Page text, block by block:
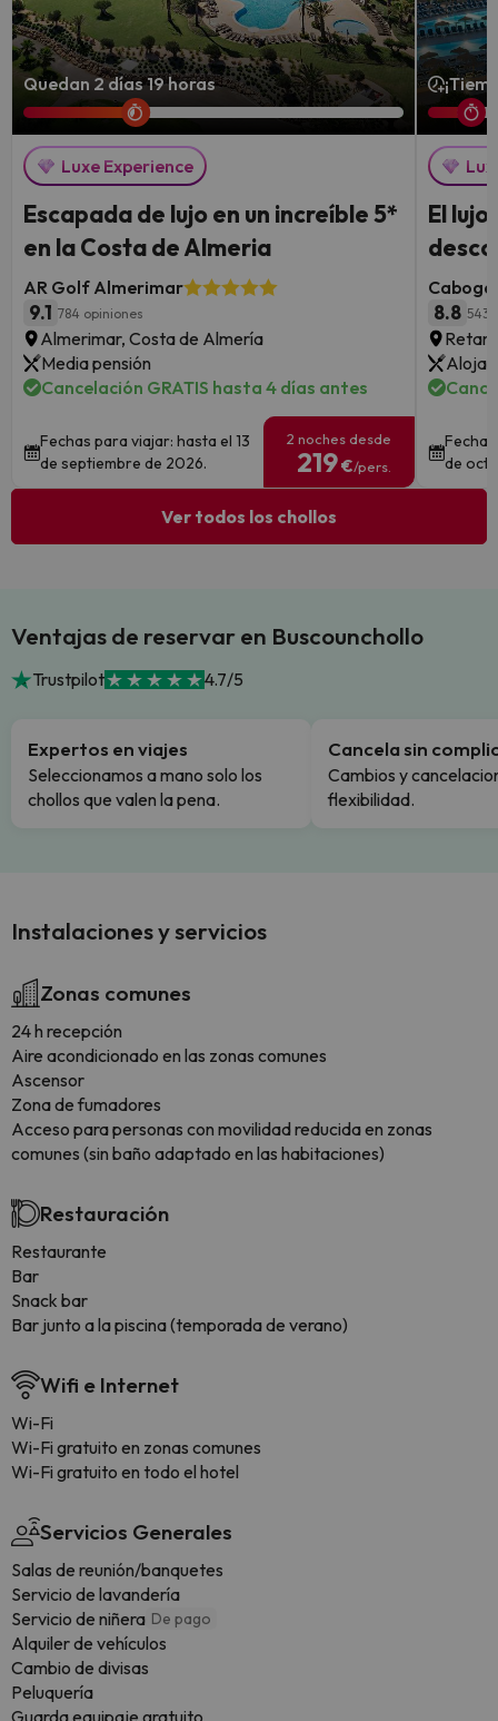
Quedan 2 días 19 horas
Luxe Experience
Escapada de lujo en un increíble 5*
en la Costa de Almeria
AR Golf Almerimar
9.1 784 opiniones
Almerimar, Costa de Almería
Media pensión
Cancelación GRATIS hasta 4 días antes
Fechas para viajar: hasta el 13
de septiembre de 2026.
2 noches desde
219€/pers.
El
8.8 543
de
Ver todos los chollos
Ventajas de reservar en Buscounchollo
Trustpilot 4.7/5
Expertos en viajes
Seleccionamos a mano solo los
chollos que valen la pena.
Cancela sin
Cambios y
flexibilidad.
Instalaciones y servicios
Zonas comunes
24 h recepción
Aire acondicionado en las zonas comunes
Ascensor
Zona de fumadores
Acceso para personas con movilidad reducida en zonas
comunes (sin baño adaptado en las habitaciones)
Restauración
Restaurante
Bar
Snack bar
Bar junto a la piscina (temporada de verano)
Wifi e Internet
Wi-Fi
Wi-Fi gratuito en zonas comunes
Wi-Fi gratuito en todo el hotel
Servicios Generales
Salas de reunión/banquetes
Servicio de lavandería
Servicio de niñera De pago
Alquiler de vehículos
Cambio de divisas
Peluquería